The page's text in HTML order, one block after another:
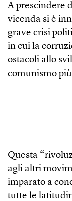
A prescindere
vicenda si è
grave crisi
in cui la
ostacoli allo
comunismo
Questa
agli altri
imparato a
tutte le